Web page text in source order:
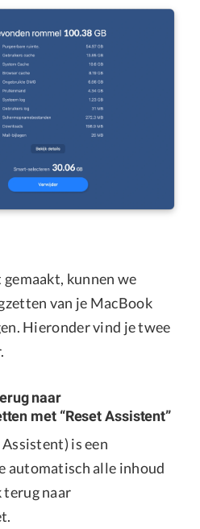
kunnen we
van je MacBook
Hieronder vind je twee
naar
met “Reset Assistent”
is een
automatisch alle inhoud
naar